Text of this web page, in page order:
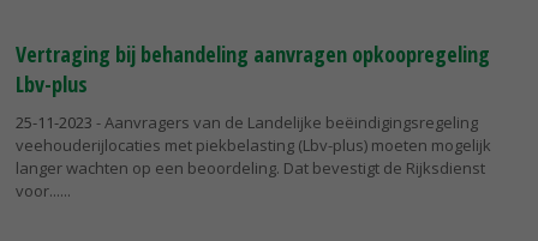
Vertraging bij behandeling aanvragen opkoopregeling
Lbv-plus
25-11-2023 - Aanvragers van de Landelijke beëindigingsregeling
veehouderijlocaties met piekbelasting (Lbv-plus) moeten mogelijk
langer wachten op een beoordeling. Dat bevestigt de Rijksdienst
voor...